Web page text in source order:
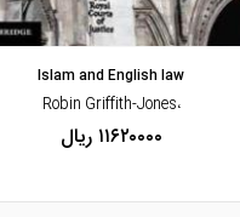
مشاهده و خرید
Islam and English law
،Robin Griffith-Jones
۱۱۶۲۰۰۰۰ ریال